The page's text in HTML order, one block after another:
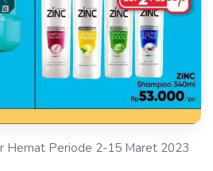
Hemat Periode 2-15 Maret 2023